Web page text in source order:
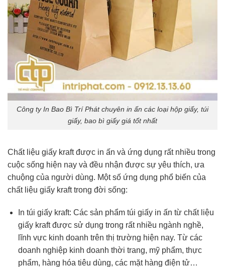
Công ty In Bao Bì Trí Phát chuyên in ấn các loại hộp giấy, túi
giấy, bao bì giấy giá tốt nhất
Chất liệu giấy kraft được in ấn và ứng dụng rất nhiều trong
cuộc sống hiện nay và đều nhận được sự yêu thích, ưa
chuộng của người dùng. Một số ứng dụng phổ biến của
chất liệu giấy kraft trong đời sống:
In túi giấy kraft: Các sản phẩm túi giấy in ấn từ chất liệu
giấy kraft được sử dụng trong rất nhiều ngành nghề,
lĩnh vực kinh doanh trên thị trường hiện nay. Từ các
doanh nghiệp kinh doanh thời trang, mỹ phẩm, thực
phẩm, hàng hóa tiêu dùng, các mặt hàng điện tử…